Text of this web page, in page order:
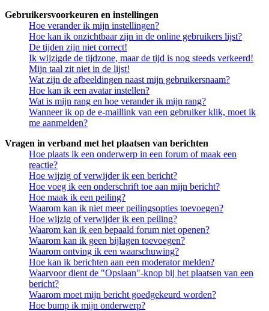
Gebruikersvoorkeuren en instellingen
Hoe verander ik mijn instellingen?
Hoe kan ik onzichtbaar zijn in de online gebruikers lijst?
De tijden zijn niet correct!
Ik wijzigde de tijdzone, maar de tijd is nog steeds verkeerd!
Mijn taal zit niet in de lijst!
Wat zijn de afbeeldingen naast mijn gebruikersnaam?
Hoe kan ik een avatar instellen?
Wat is mijn rang en hoe verander ik mijn rang?
Wanneer ik op de e-maillink van een gebruiker klik, moet ik
me aanmelden?
Vragen in verband met het plaatsen van berichten
Hoe plaats ik een onderwerp in een forum of maak een
reactie?
Hoe wijzig of verwijder ik een bericht?
Hoe voeg ik een onderschrift toe aan mijn bericht?
Hoe maak ik een peiling?
Waarom kan ik niet meer peilingsopties toevoegen?
Hoe wijzig of verwijder ik een peiling?
Waarom kan ik een bepaald forum niet openen?
Waarom kan ik geen bijlagen toevoegen?
Waarom ontving ik een waarschuwing?
Hoe kan ik berichten aan een moderator melden?
Waarvoor dient de "Opslaan"-knop bij het plaatsen van een
bericht?
Waarom moet mijn bericht goedgekeurd worden?
Hoe bump ik mijn onderwerp?